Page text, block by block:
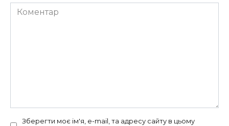
Коментар
Зберегти моє ім'я, e-mail, та адресу сайту в цьому